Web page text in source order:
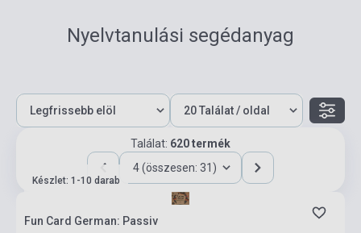
Nyelvtanulási segédanyag
Találat: 620 termék
4 (összesen: 31)
Készlet: 1-10 darab
Fun Card German: Passiv